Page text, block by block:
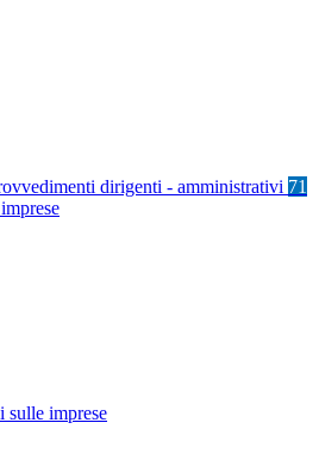
dirigenti - amministrativi 71
sulle imprese